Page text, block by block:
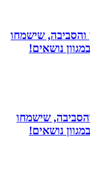
שישמחו
נושאים!
שישמחו
נושאים!